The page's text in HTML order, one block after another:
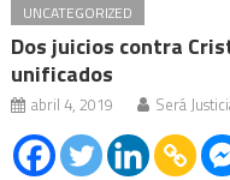
UNCATEGORIZED
Dos juicios contra
unificados
abril 4, 2019 Será